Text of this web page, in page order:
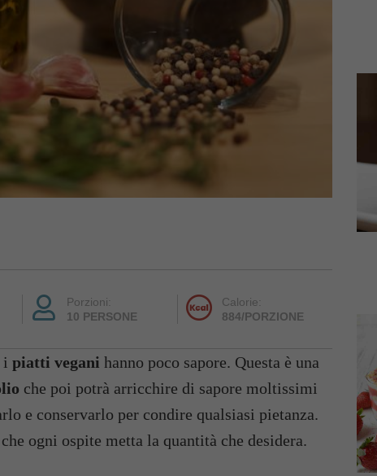
Porzioni:
10 PERSONE
Calorie:
884/PORZIONE
i piatti vegani hanno poco sapore. Questa è una
che poi potrà arricchire di sapore moltissimi
e conservarlo per condire qualsiasi pietanza.
ogni ospite metta la quantità che desidera.